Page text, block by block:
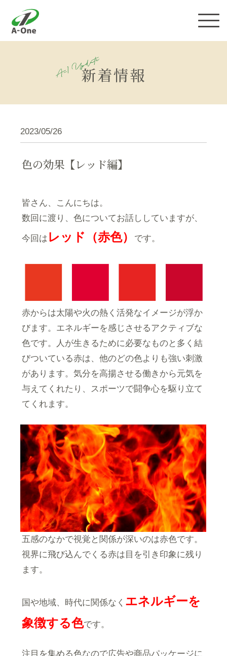
新着情報
2023/05/26
色の効果【レッド編】
皆さん、こんにちは。
数回に渡り、色についてお話ししていますが、
今回は レッド（赤色） です。
赤からは太陽や火の熱く活発なイメージが浮か
びます。エネルギーを感じさせるアクティブな
色です。人が生きるために必要なものと多く結
びついている赤は、他のどの色よりも強い刺激
があります。気分を高揚させる働きから元気を
与えてくれたり、スポーツで闘争心を駆り立て
てくれます。
五感のなかで視覚と関係が深いのは赤色です。
視界に飛び込んでくる赤は目を引き印象に残り
ます。
国や地域、時代に関係なく エネルギーを
象徴する色です。
注目を集める色なので広告や商品パッケージに